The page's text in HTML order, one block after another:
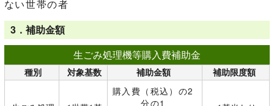
ない世帯の者
3．補助金額
生ごみ処理機等購入費補助金
種別 対象基数 補助金額 補助限度額
購入費（税込）の2
分の1